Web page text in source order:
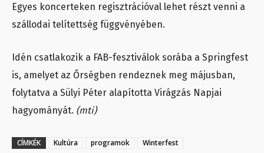
Egyes koncerteken regisztrációval lehet részt venni a
szállodai telítettség függvényében.
Idén csatlakozik a FAB-fesztiválok sorába a Springfest
is, amelyet az Őrségben rendeznek meg májusban,
folytatva a Sülyi Péter alapította Virágzás Napjai
hagyományát. (mti)
CÍMKÉK Kultúra programok Winterfest